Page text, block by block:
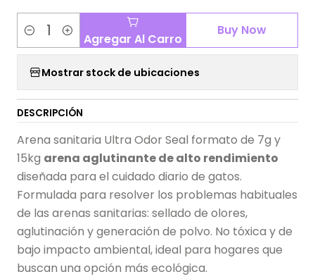
Cantidad Agregar Al Carro
Buy Now
Mostrar stock de ubicaciones
DESCRIPCIÓN
Arena sanitaria Ultra Odor Seal formato de 7g y
15kg arena aglutinante de alto rendimiento
diseñada para el cuidado diario de gatos.
Formulada para resolver los problemas habituales
de las arenas sanitarias: sellado de olores,
aglutinación y generación de polvo. No tóxica y de
bajo impacto ambiental, ideal para hogares que
buscan una opción más ecológica.